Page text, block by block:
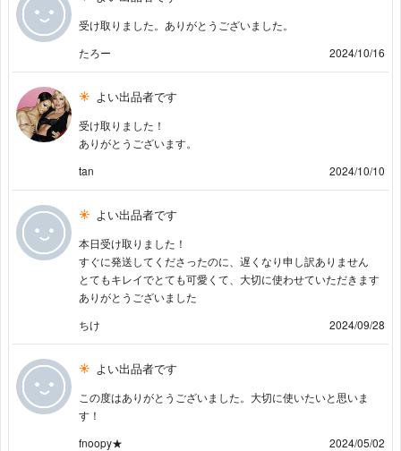
受け取りました。ありがとうございました。
たろー
2024/10/16
よい出品者です
受け取りました！
ありがとうございます。
tan
2024/10/10
よい出品者です
本日受け取りました！
すぐに発送してくださったのに、遅くなり申し訳ありません
とてもキレイでとても可愛くて、大切に使わせていただきます
ありがとうございました
ちけ
2024/09/28
よい出品者です
この度はありがとうございました。大切に使いたいと思いま
す！
fnoopy★
2024/05/02